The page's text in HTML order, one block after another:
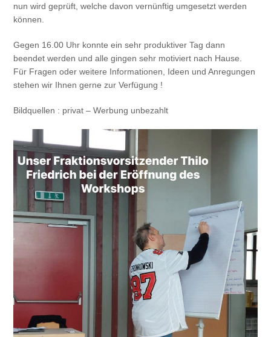
nun wird geprüft, welche davon vernünftig umgesetzt werden
können.
Gegen 16.00 Uhr konnte ein sehr produktiver Tag dann
beendet werden und alle gingen sehr motiviert nach Hause.
Für Fragen oder weitere Informationen, Ideen und Anregungen
stehen wir Ihnen gerne zur Verfügung !
Bildquellen : privat – Werbung unbezahlt